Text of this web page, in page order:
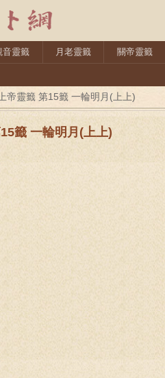
音靈籤 月老靈籤 關帝靈籤
帝靈籤 第15籤 一輪明月(上上)
籤 一輪明月(上上)